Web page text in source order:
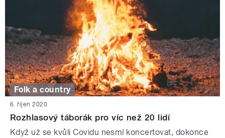
Folk a country
6. říjen 2020
Rozhlasový táborák pro víc než 20 lidí
Když už se kvůli Covidu nesmí koncertovat, dokonce